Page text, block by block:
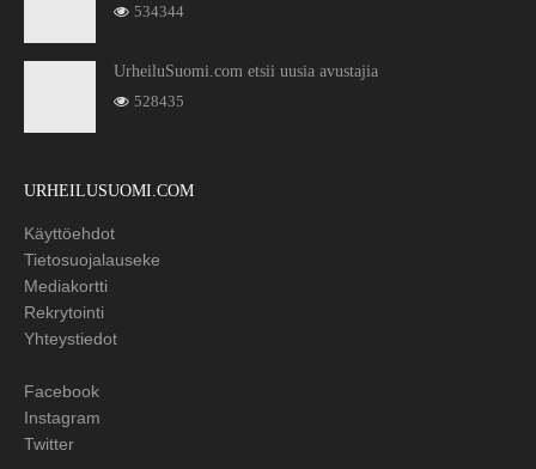
534344
UrheiluSuomi.com etsii uusia avustajia
528435
URHEILUSUOMI.COM
Käyttöehdot
Tietosuojalauseke
Mediakortti
Rekrytointi
Yhteystiedot
Facebook
Instagram
Twitter